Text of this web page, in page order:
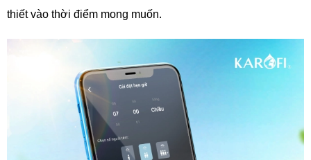
thiết vào thời điểm mong muốn.